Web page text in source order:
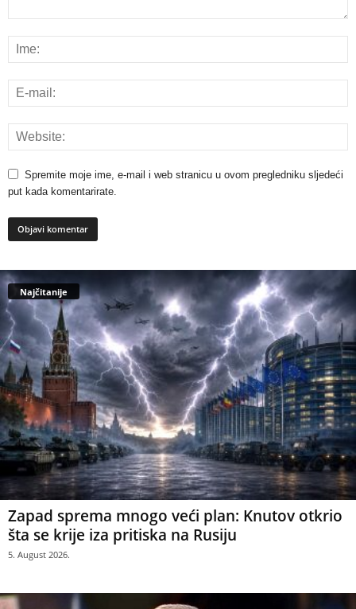
Spremite moje ime, e-mail i web stranicu u ovom pregledniku sljedeći
put kada komentarirate.
Najčitanije
Zapad sprema mnogo veći plan: Knutov otkrio
šta se krije iza pritiska na Rusiju
5. August 2026.